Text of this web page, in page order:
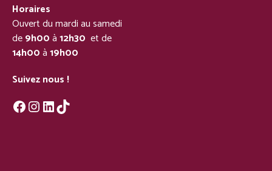
Horaires
Ouvert du mardi au samedi
de9h00à12h30 et de
14h00à19h00
Suivez nous !
Facebook
Instagram
LinkedIn
TikTok